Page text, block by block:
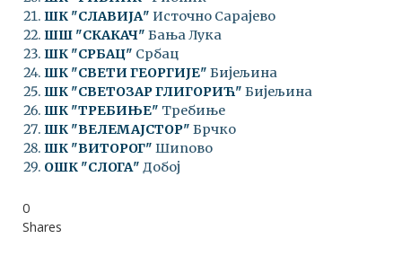
ШК "СЛАВИЈА" Источно Сарајево
ШШ "СКАКАЧ" Бања Лука
ШК "СРБАЦ" Србац
ШК "СВЕТИ ГЕОРГИЈЕ" Бијељина
ШК "СВЕТОЗАР ГЛИГОРИЋ" Бијељина
ШК "ТРЕБИЊЕ" Требиње
ШК "ВЕЛЕМАЈСТОР" Брчко
ШК "ВИТОРОГ" Шипово
ОШК "СЛОГА" Добој
0
Shares